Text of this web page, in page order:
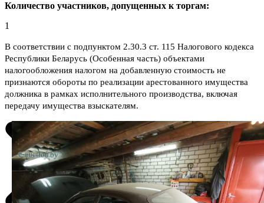
Количество участников, допущенных к торгам:
1
В соответствии с подпунктом 2.30.3 ст. 115 Налогового кодекса
Республики Беларусь (Особенная часть) объектами
налогообложения налогом на добавленную стоимость не
признаются обороты по реализации арестованного имущества
должника в рамках исполнительного производства, включая
передачу имущества взыскателям.